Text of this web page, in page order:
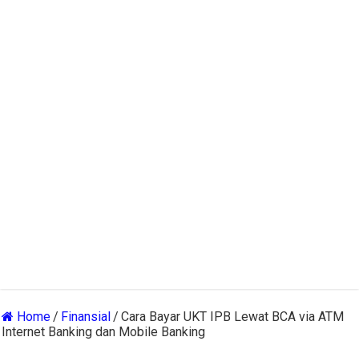
Home/ Finansial/ Cara Bayar UKT IPB Lewat BCA via ATM
Internet Banking dan Mobile Banking